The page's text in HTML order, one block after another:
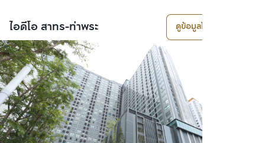
ไอดีโอ สาทร-ท่าพระ ดูข้อมูลโครงการ